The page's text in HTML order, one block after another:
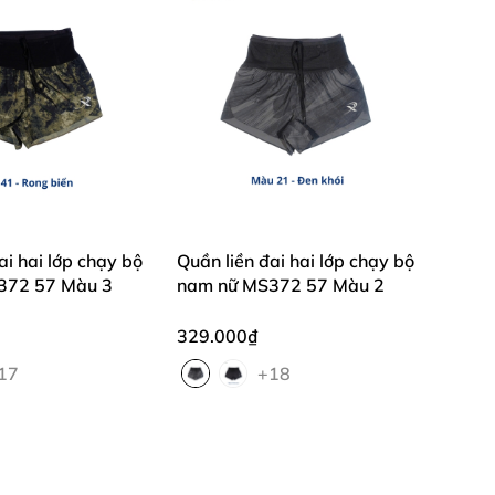
MS396 để mỗi bước chạy đều là một trải
hai lớp chạy bộ
57 Màu 3
Quần liền đai hai lớp chạy bộ
nam nữ MS372 57 Màu 2
329.000₫
+18